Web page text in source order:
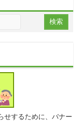
せするために、バナー